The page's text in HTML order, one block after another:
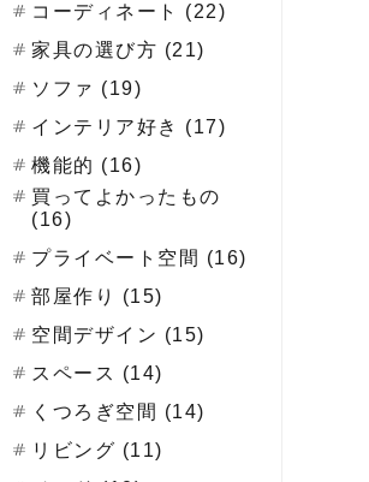
コーディネート (22)
家具の選び方 (21)
ソファ (19)
インテリア好き (17)
機能的 (16)
買ってよかったもの
(16)
プライベート空間 (16)
部屋作り (15)
空間デザイン (15)
スペース (14)
くつろぎ空間 (14)
リビング (11)